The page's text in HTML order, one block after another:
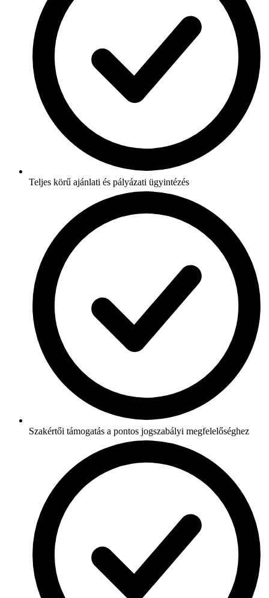
Teljes körű ajánlati és pályázati ügyintézés
Szakértői támogatás a pontos jogszabályi megfelelőséghez